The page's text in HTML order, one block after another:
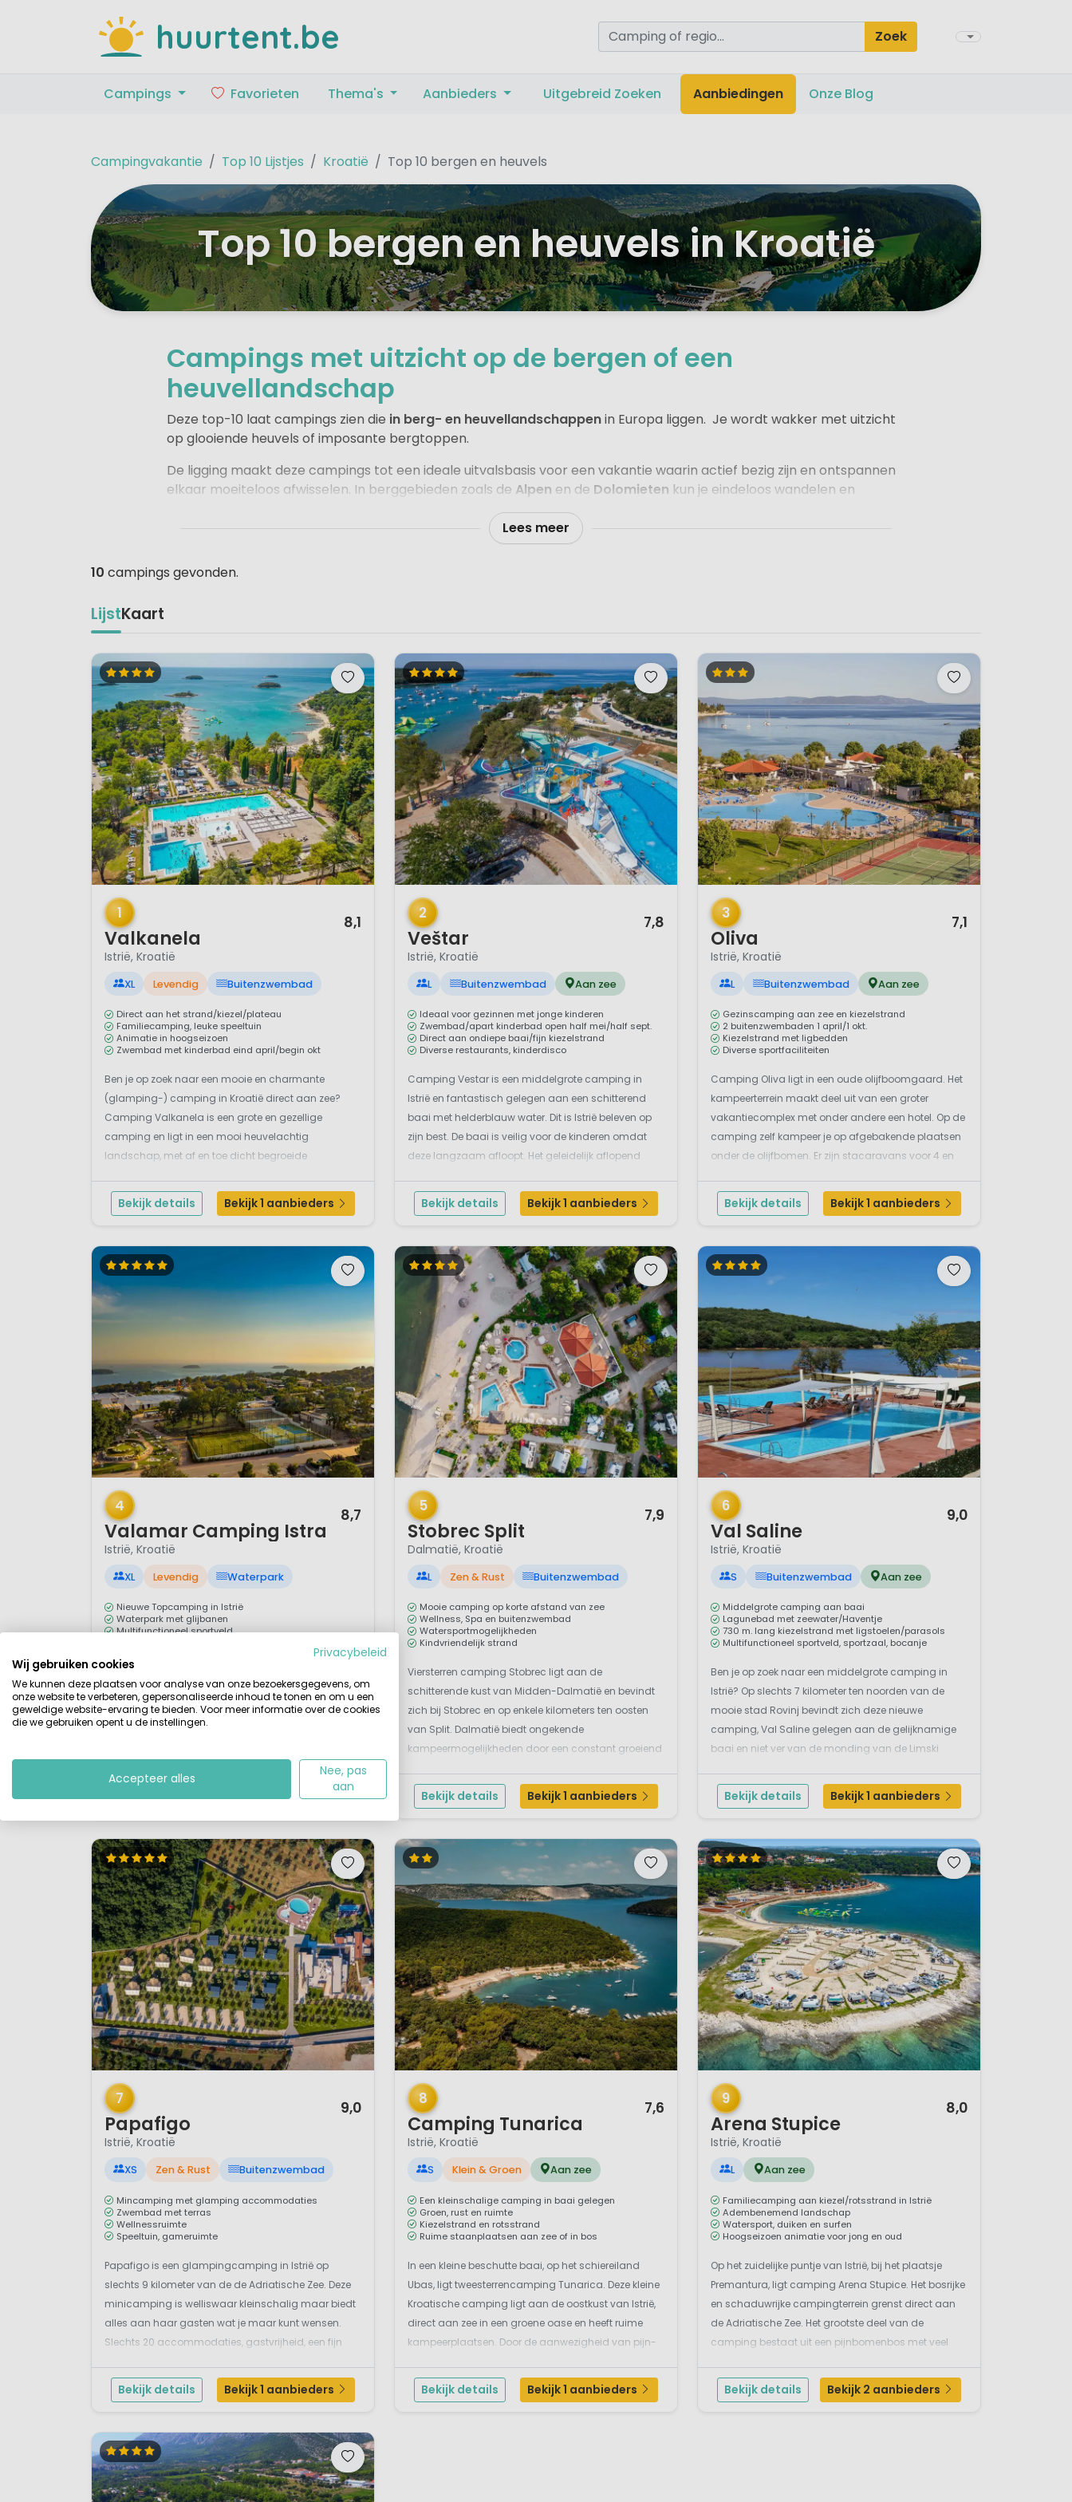
huurtent.be Zoek
Campings Favorieten Thema's Aanbieders Uitgebreid Zoeken Aanbiedingen Onze Blog
Campingvakantie Top 10 Lijstjes Kroatië Top 10 bergen en heuvels
Top 10 bergen en heuvels in Kroatië
Campings met uitzicht op de bergen of een
heuvellandschap
Deze top-10 laat campings zien die in berg- en heuvellandschappenin Europa liggen. Je wordt wakker met uitzicht
op glooiende heuvels of imposante bergtoppen.
De ligging maakt deze campings tot een ideale uitvalsbasis voor een vakantie waarin actief bezig zijn en ontspannen
elkaar moeiteloos afwisselen. In berggebieden zoals de Alpen en de Dolomieten kun je eindeloos wandelen en
zijn klimmen en uitdagende via ferrata populaire activiteiten, terwijl
de groene natuur en vulkanische heuvels van de
campings laten je Europa beleven op z’n mooist, in een ontspannen en natuurlijke sfeer.
Lees meer
10 campings gevonden.
LijstKaart
1 / 12
1
Valkanela
8,1
Istrië, Kroatië
XL Levendig Buitenzwembad
Direct aan het strand/kiezel/plateau
Familiecamping, leuke speeltuin
Animatie in hoogseizoen
Zwembad met kinderbad eind april/begin okt
Ben je op zoek naar een mooie en charmante
(glamping-) camping in Kroatië direct aan zee?
Camping Valkanela is een grote en gezellige
camping en ligt in een mooi heuvelachtig
landschap, met af en toe dicht begroeide
ligging in een fantastische baai tussen de plaatsen
Vrsar en Funtana is u...
Bekijk details Bekijk 1 aanbieders
1 / 12
2
Veštar
7,8
Istrië, Kroatië
L Buitenzwembad Aan zee
Ideaal voor gezinnen met jonge kinderen
Zwembad/apart kinderbad open half mei/half sept.
Direct aan ondiepe baai/fijn kiezelstrand
Diverse restaurants, kinderdisco
Camping Vestar is een middelgrote camping in
Istrië en fantastisch gelegen aan een schitterend
baai met helderblauw water. Dit is Istrië beleven op
zijn best. De baai is veilig voor de kinderen omdat
deze langzaam afloopt. Het geleidelijk aflopend
een ideaal plekje voor jonge gezinnen. Het ...
Bekijk details Bekijk 1 aanbieders
1 / 12
3
Oliva
7,1
Istrië, Kroatië
L Buitenzwembad Aan zee
Gezinscamping aan zee en kiezelstrand
2 buitenzwembaden 1 april/1 okt.
Kiezelstrand met ligbedden
Diverse sportfaciliteiten
Camping Oliva ligt in een oude olijfboomgaard. Het
kampeerterrein maakt deel uit van een groter
vakantiecomplex met onder andere een hotel. Op de
camping zelf kampeer je op afgebakende plaatsen
onder de olijfbomen. Er zijn stacaravans voor 4 en
dichtbij zee en kiezelstrand. Een schilderachtig we...
Bekijk details Bekijk 1 aanbieders
1 / 12
4
Valamar Camping Istra
8,7
Istrië, Kroatië
XL Levendig Waterpark
Nieuwe Topcamping in Istrië
Waterpark met glijbanen
Multifunctioneel sportveld
Een topcamping met een 2 kilometer lang rotsstrand
aan de kust van Istrië en met mooie luxe
voorzieningen? Dat is Valamar Camping Istra. Een
prachtig 5 sterren vakantiepark, gelegen op een
topcamping welke pal aan de kust ligt en niet ver
van Porec. Ontdek van hieruit de westkust van Istrië....
Bekijk details Bekijk 1 aanbieders
1 / 12
5
Stobrec Split
7,9
Dalmatië, Kroatië
L Zen & Rust Buitenzwembad
Mooie camping op korte afstand van zee
Wellness, Spa en buitenzwembad
Watersportmogelijkheden
Kindvriendelijk strand
Viersterren camping Stobrec ligt aan de
schitterende kust van Midden-Dalmatië en bevindt
zich bij Stobrec en op enkele kilometers ten oosten
van Split. Dalmatië biedt ongekende
kampeermogelijkheden door een constant groeiend
schitterende natuur. Kamperen in deze streek
betekent plezier en geschiedenis c...
Bekijk details Bekijk 1 aanbieders
1 / 12
6
Val Saline
9,0
Istrië, Kroatië
S Buitenzwembad Aan zee
Middelgrote camping aan baai
Lagunebad met zeewater/Haventje
730 m. lang kiezelstrand met ligstoelen/parasols
Multifunctioneel sportveld, sportzaal, bocanje
Ben je op zoek naar een middelgrote camping in
Istrië? Op slechts 7 kilometer ten noorden van de
mooie stad Rovinj bevindt zich deze nieuwe
camping, Val Saline gelegen aan de gelijknamige
baai en niet ver van de monding van de Limski
terrasvormig met mooi uitzicht over de Adriatische
Zee en de ...
Bekijk details Bekijk 1 aanbieders
1 / 12
7
Papafigo
9,0
Istrië, Kroatië
XS Zen & Rust Buitenzwembad
Mincamping met glamping accommodaties
Zwembad met terras
Wellnessruimte
Speeltuin, gameruimte
Papafigo is een glampingcamping in Istrië op
slechts 9 kilometer van de de Adriatische Zee. Deze
minicamping is welliswaar kleinschalig maar biedt
alles aan haar gasten wat je maar kunt wensen.
Slechts 20 accommodaties, gastvrijheid, een fijn
De ligging in een oude olijfboomgaard en het
uitzicht o...
Bekijk details Bekijk 1 aanbieders
1 / 12
8
Camping Tunarica
7,6
Istrië, Kroatië
S Klein & Groen Aan zee
Een kleinschalige camping in baai gelegen
Groen, rust en ruimte
Kiezelstrand en rotsstrand
Ruime staanplaatsen aan zee of in bos
In een kleine beschutte baai, op het schiereiland
Ubas, ligt tweesterrencamping Tunarica. Deze kleine
Kroatische camping ligt aan de oostkust van Istrië,
direct aan zee in een groene oase en heeft ruime
kampeerplaatsen. Door de aanwezigheid van pijn-
schaduwrijk. Op de camping zijn huisdieren
trouwens o...
Bekijk details Bekijk 1 aanbieders
1 / 12
9
Arena Stupice
8,0
Istrië, Kroatië
L Aan zee
Familiecamping aan kiezel/rotsstrand in Istrië
Adembenemend landschap
Watersport, duiken en surfen
Hoogseizoen animatie voor jong en oud
Op het zuidelijke puntje van Istrië, bij het plaatsje
Premantura, ligt camping Arena Stupice. Het bosrijke
en schaduwrijke campingterrein grenst direct aan
de Adriatische Zee. Het grootste deel van de
camping bestaat uit een pijnbomenbos met veel
op het mini-schiereiland juist zonnig en direct ...
Bekijk details Bekijk 2 aanbieders
Privacybeleid
Wij gebruiken cookies
We kunnen deze plaatsen voor analyse van onze bezoekersgegevens, om
onze website te verbeteren, gepersonaliseerde inhoud te tonen en om u een
geweldige website-ervaring te bieden. Voor meer informatie over de cookies
die we gebruiken opent u de instellingen.
Accepteer alles
Nee, pas
aan